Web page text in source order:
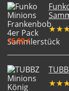
★★
16,00€
★★